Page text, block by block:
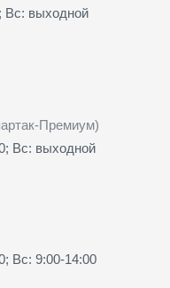
Вс: выходной
Премиум)
Вс: выходной
Вс: 9:00-14:00